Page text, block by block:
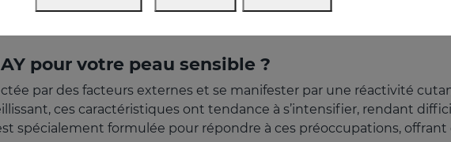
pour votre peau sensible ?
par des facteurs externes et se manifester par une réactivité
ces caractéristiques ont tendance à s’intensifier, rendant
spécialement formulée pour répondre à ces préoccupations,